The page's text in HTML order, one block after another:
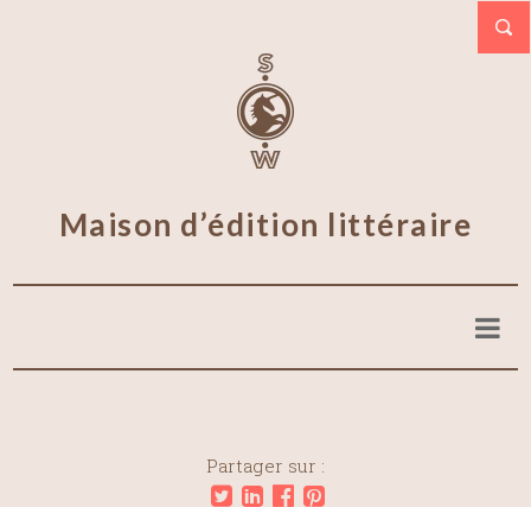
Maison d’édition littéraire
Partager sur :